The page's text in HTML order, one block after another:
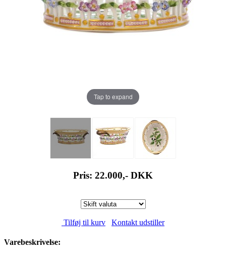
Tap to expand
Pris: 22.000,- DKK
Tilføj til kurv Kontakt udstiller
Varebeskrivelse: